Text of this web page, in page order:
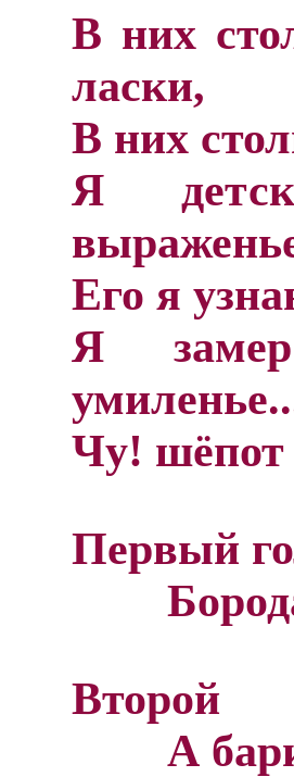
В них
ласки,
В них
Я
Его я
Я
Чу! шёпот
Первый
Второй
А